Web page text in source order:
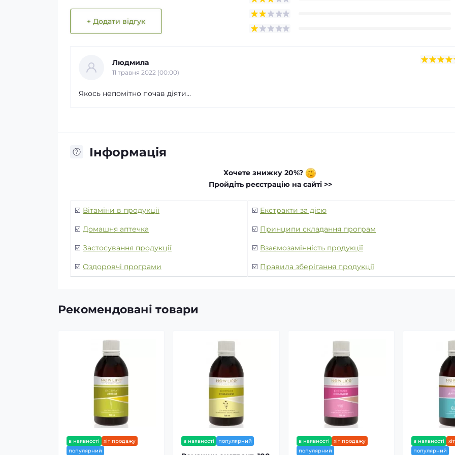
+ Додати відгук
Людмила
11 травня 2022 (00:00)
Якось непомітно почав діяти...
Інформація
Хочете знижку 20%?
Пройдіть реєстрацію на сайті >>
☑️ Вітаміни в продукції
☑️ Домашня аптечка
☑️ Застосування продукції
☑️ Оздоровчі програми
☑️ Екстракти за дією
☑️ Принципи складання програм
☑️ Взаємозамінність продукції
☑️ Правила зберігання продукції
Рекомендовані товари
в наявності
хіт продажу
популярний
в наявності популярний в наявності
хіт продажу
популярний
в наявності
популярний